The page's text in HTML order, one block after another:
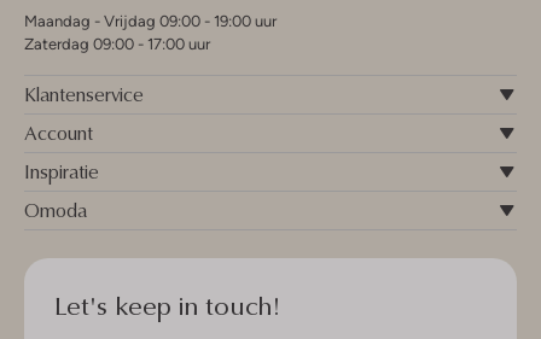
Maandag - Vrijdag 09:00 - 19:00 uur
Zaterdag 09:00 - 17:00 uur
Klantenservice
Account
Inspiratie
Omoda
Let's keep in touch!